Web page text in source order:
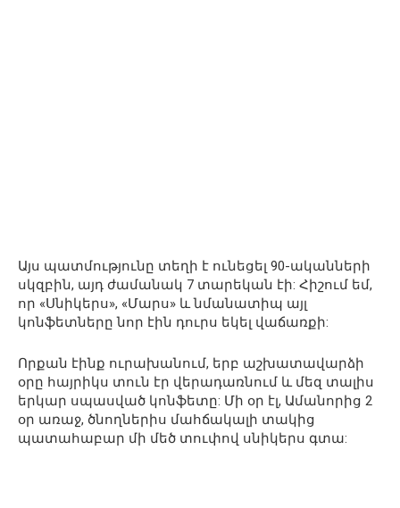
Այս պատմությունը տեղի է ունեցել 90-ականների
սկզբին, այդ ժամանակ 7 տարեկան էի: Հիշում եմ,
որ «Սնիկերս», «Մարս» և նմանատիպ այլ
կոնֆետները նոր էին դուրս եկել վաճառքի:
Որքան էինք ուրախանում, երբ աշխատավարձի
օրը հայրիկս տուն էր վերադառնում և մեզ տալիս
երկար սպասված կոնֆետը: Մի օր էլ, Ամանորից 2
օր առաջ, ծնողներիս մահճակալի տակից
պատահաբար մի մեծ տուփով սնիկերս գտա: